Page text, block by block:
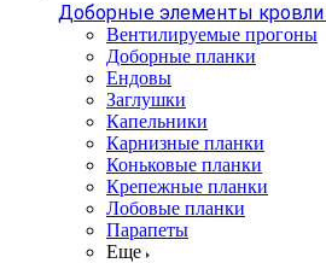
Доборные элементы кровли
Вентилируемые прогоны
Доборные планки
Ендовы
Заглушки
Капельники
Карнизные планки
Коньковые планки
Крепежные планки
Лобовые планки
Парапеты
Еще